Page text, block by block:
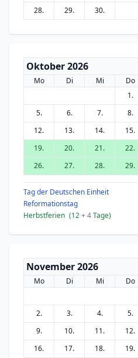
28.
29. 30.
Oktober 2026
Mo Di Mi Do
1.
5.
6. 7. 8.
12.
13. 14. 15.
19.
20. 21. 22.
26.
27. 28. 29.
Tag der Deutschen Einheit
Reformationstag
Herbstferien (12+ 4Tage)
November 2026
Mo Di Mi Do
2.
3. 4. 5.
9.
10. 11. 12.
16.
17. 18. 19.